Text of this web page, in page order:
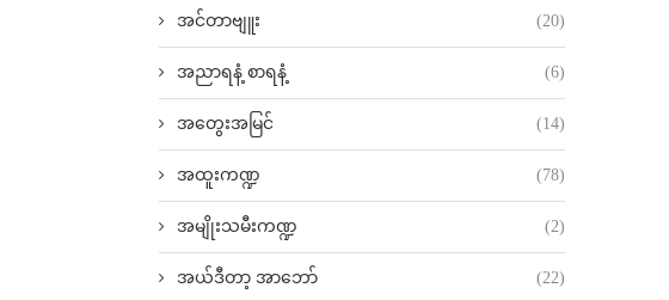
အင်တာဗျူး (20)
အညာရနံ့ စာရနံ့ (6)
အတွေးအမြင် (14)
အထူးကဏ္ဍ (78)
အမျိုးသမီးကဏ္ဍ (2)
အယ်ဒီတာ့ အာဘော် (22)